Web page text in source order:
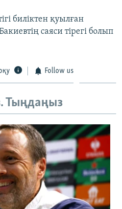
биліктен қуылған
саяси тірегі болып
Follow us
Тыңдаңыз